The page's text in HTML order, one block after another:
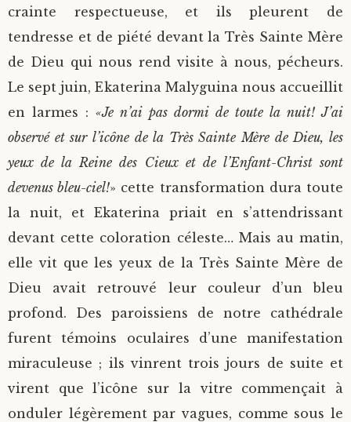
crainte respectueuse, et ils pleurent de
tendresse et de piété devant la Très Sainte Mère
de Dieu qui nous rend visite à nous, pécheurs.
Le sept juin, Ekaterina Malyguina nous accueillit
en larmes : «Je n’ai pas dormi de toute la nuit! J’ai
observé et sur l’icône de la Très Sainte Mère de Dieu, les
yeux de la Reine des Cieux et de l’Enfant-Christ sont
devenus bleu-ciel!» cette transformation dura toute
la nuit, et Ekaterina priait en s’attendrissant
devant cette coloration céleste… Mais au matin,
elle vit que les yeux de la Très Sainte Mère de
Dieu avait retrouvé leur couleur d’un bleu
profond. Des paroissiens de notre cathédrale
furent témoins oculaires d’une manifestation
miraculeuse ; ils vinrent trois jours de suite et
virent que l’icône sur la vitre commençait à
onduler légèrement par vagues, comme sous le